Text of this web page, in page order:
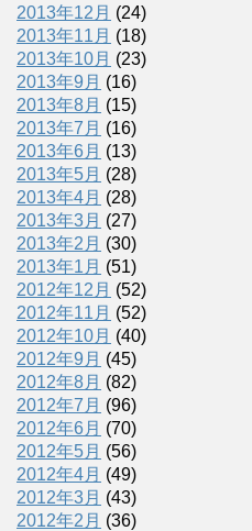
2013年12月 (24)
2013年11月 (18)
2013年10月 (23)
2013年9月 (16)
2013年8月 (15)
2013年7月 (16)
2013年6月 (13)
2013年5月 (28)
2013年4月 (28)
2013年3月 (27)
2013年2月 (30)
2013年1月 (51)
2012年12月 (52)
2012年11月 (52)
2012年10月 (40)
2012年9月 (45)
2012年8月 (82)
2012年7月 (96)
2012年6月 (70)
2012年5月 (56)
2012年4月 (49)
2012年3月 (43)
2012年2月 (36)